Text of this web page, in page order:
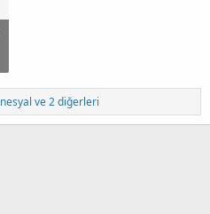
nesyal ve 2 diğerleri